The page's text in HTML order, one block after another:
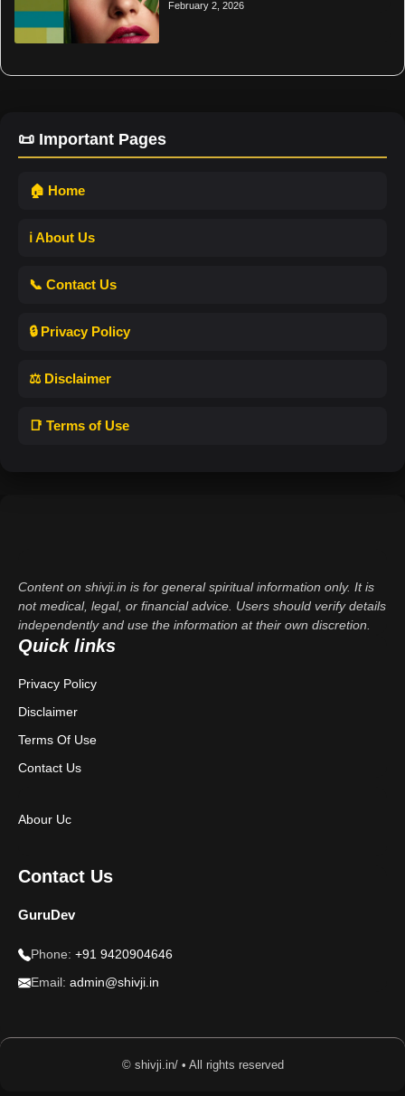
February 2, 2026
📜 Important Pages
🏠 Home
ℹ️ About Us
📞 Contact Us
🔒 Privacy Policy
⚖️ Disclaimer
📑 Terms of Use
Content on shivji.in is for general spiritual information only. It is
not medical, legal, or financial advice. Users should verify details
independently and use the information at their own discretion.
Quick links
Privacy Policy
Disclaimer
Terms Of Use
Contact Us
Abour Uc
Contact Us
GuruDev
Phone: +91 9420904646
Email: admin@shivji.in
© shivji.in/ • All rights reserved